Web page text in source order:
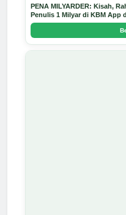
PENA MILYARDER: Kisah,
Penulis 1 Milyar di KBM App